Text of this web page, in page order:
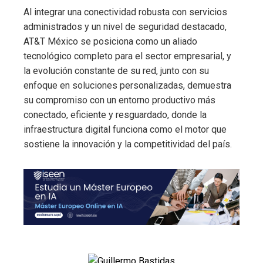
Al integrar una conectividad robusta con servicios
administrados y un nivel de seguridad destacado,
AT&T México se posiciona como un aliado
tecnológico completo para el sector empresarial, y
la evolución constante de su red, junto con su
enfoque en soluciones personalizadas, demuestra
su compromiso con un entorno productivo más
conectado, eficiente y resguardado, donde la
infraestructura digital funciona como el motor que
sostiene la innovación y la competitividad del país.